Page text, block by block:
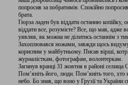
попросив за побратимів. Спокійно
брата.
Гюрза ладен був віддати останню копійку,
віддати все, розумієте? Все, що мав, адже
уявляв, як можна не ділитись останнім з
Захоплювався ножами, завжди щось
корисним у майбутньому. Писав вірші,
журналісткам, фотографам, волонтеркам.
Загинув вранці 31 жовтня в районі селища
Пом’яніть його, люди. Пом’яніть того, хто
небо. Бо знав, що воно у Грузії та України